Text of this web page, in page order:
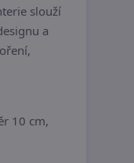
slouží
a
10 cm,